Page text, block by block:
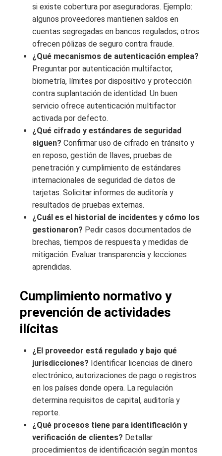
si existe cobertura por aseguradoras. Ejemplo:
algunos proveedores mantienen saldos en
cuentas segregadas en bancos regulados; otros
ofrecen pólizas de seguro contra fraude.
¿Qué mecanismos de autenticación emplea?
Preguntar por autenticación multifactor,
biometría, límites por dispositivo y protección
contra suplantación de identidad. Un buen
servicio ofrece autenticación multifactor
activada por defecto.
¿Qué cifrado y estándares de seguridad
siguen? Confirmar uso de cifrado en tránsito y
en reposo, gestión de llaves, pruebas de
penetración y cumplimiento de estándares
internacionales de seguridad de datos de
tarjetas. Solicitar informes de auditoría y
resultados de pruebas externas.
¿Cuál es el historial de incidentes y cómo los
gestionaron? Pedir casos documentados de
brechas, tiempos de respuesta y medidas de
mitigación. Evaluar transparencia y lecciones
aprendidas.
Cumplimiento normativo y
prevención de actividades
ilícitas
¿El proveedor está regulado y bajo qué
jurisdicciones? Identificar licencias de dinero
electrónico, autorizaciones de pago o registros
en los países donde opera. La regulación
determina requisitos de capital, auditoría y
reporte.
¿Qué procesos tiene para identificación y
verificación de clientes? Detallar
procedimientos de identificación según montos